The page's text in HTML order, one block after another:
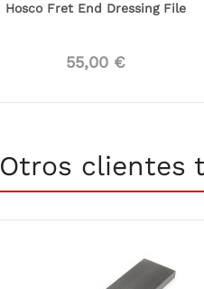
Hosco Fret End Dressing File
55,00 €
Otros clientes